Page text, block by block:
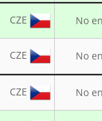
CZE No
CZE No
CZE No